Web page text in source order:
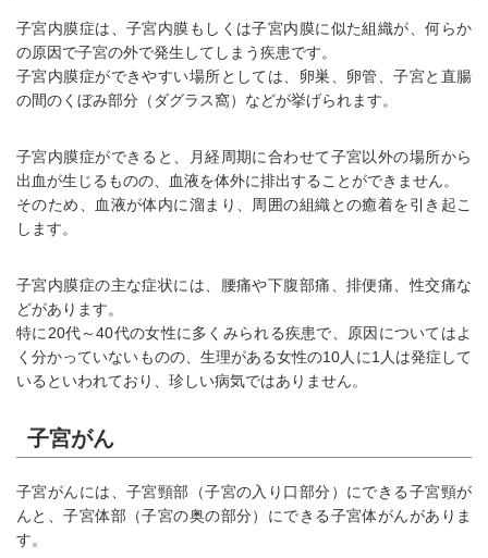
子宮内膜症は、子宮内膜もしくは子宮内膜に似た組織が、何らか
の原因で子宮の外で発生してしまう疾患です。
子宮内膜症ができやすい場所としては、卵巣、卵管、子宮と直腸
の間のくぼみ部分（ダグラス窩）などが挙げられます。
子宮内膜症ができると、月経周期に合わせて子宮以外の場所から
出血が生じるものの、血液を体外に排出することができません。
そのため、血液が体内に溜まり、周囲の組織との癒着を引き起こ
します。
子宮内膜症の主な症状には、腰痛や下腹部痛、排便痛、性交痛な
どがあります。
特に20代～40代の女性に多くみられる疾患で、原因についてはよ
く分かっていないものの、生理がある女性の10人に1人は発症して
いるといわれており、珍しい病気ではありません。
子宮がん
子宮がんには、子宮頸部（子宮の入り口部分）にできる子宮頸が
んと、子宮体部（子宮の奥の部分）にできる子宮体がんがありま
す。